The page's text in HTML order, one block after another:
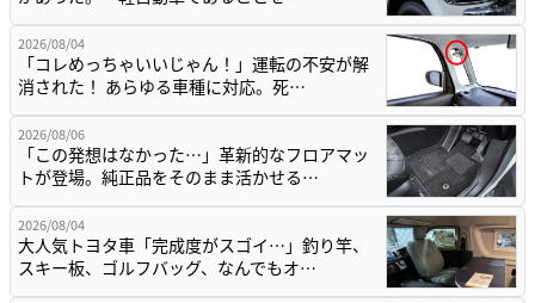
2026/08/04
「コレめっちゃいいじゃん！」運転の不安が解
消された！ あらゆる車種に対応。死…
2026/08/06
「この発想はなかった…」革新的なフロアマッ
トが登場。純正品をそのまま活かせる…
2026/08/04
大人気トヨタ車「完成度がスゴイ…」釣り竿、
スキー板、ゴルフバッグ、なんでもオ…